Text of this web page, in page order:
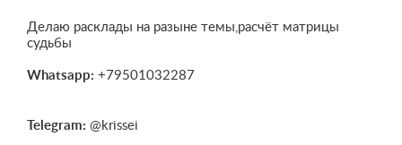
Делаю расклады на разыне темы,расчёт матрицы
судьбы
Whatsapp: +79501032287
Telegram: @krissei